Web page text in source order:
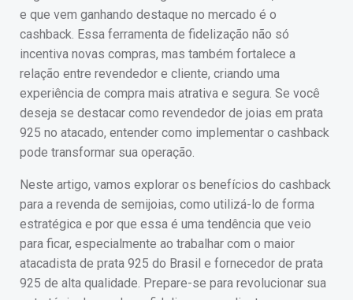
e que vem ganhando destaque no mercado é o
cashback. Essa ferramenta de fidelização não só
incentiva novas compras, mas também fortalece a
relação entre revendedor e cliente, criando uma
experiência de compra mais atrativa e segura. Se você
deseja se destacar como revendedor de joias em prata
925 no atacado, entender como implementar o cashback
pode transformar sua operação.
Neste artigo, vamos explorar os benefícios do cashback
para a revenda de semijoias, como utilizá-lo de forma
estratégica e por que essa é uma tendência que veio
para ficar, especialmente ao trabalhar com o maior
atacadista de prata 925 do Brasil e fornecedor de prata
925 de alta qualidade. Prepare-se para revolucionar sua